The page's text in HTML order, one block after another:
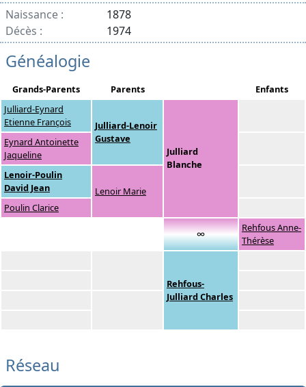
Naissance :
1878
Décès :
1974
Généalogie
Grands-Parents Parents
Enfants
Julliard-Eynard
Etienne François
Julliard-Lenoir
Gustave
Julliard
Blanche
Eynard Antoinette
Jaqueline
Lenoir-Poulin
David Jean
Lenoir Marie
Poulin Clarice
∞
Rehfous Anne-
Thérèse
Rehfous-
Julliard Charles
Réseau